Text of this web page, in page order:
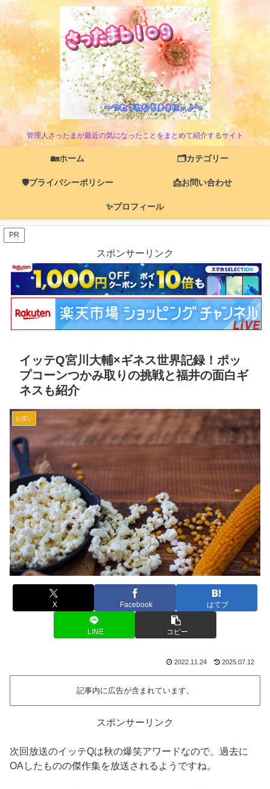
管理人さったまが最近の気になったことをまとめて紹介するサイト
🏡ホーム 🗂️カテゴリー
🛡️プライバシーポリシー 📩お問い合わせ
✨プロフィール
PR
スポンサーリンク
イッテQ宮川大輔×ギネス世界記録！ポッ
プコーンつかみ取りの挑戦と福井の面白ギ
ネスも紹介
お笑い
X Facebook はてブ
LINE コピー
2022.11.24 2025.07.12
記事内に広告が含まれています。
スポンサーリンク
次回放送のイッテQは秋の爆笑アワードなので、過去に
OAしたものの傑作集を放送されるようですね。